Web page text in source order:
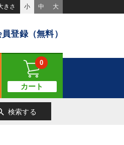
きさ 小 中 大
登録（無料）
カート
0
検索する